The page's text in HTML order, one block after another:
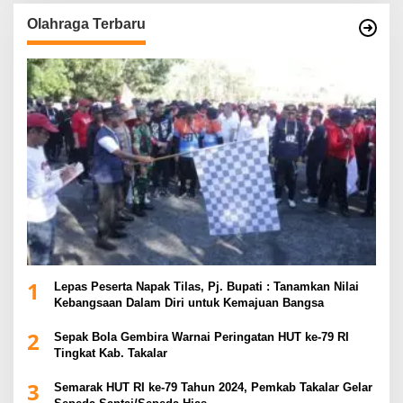
Olahraga Terbaru
1
Lepas Peserta Napak Tilas, Pj. Bupati : Tanamkan Nilai
Kebangsaan Dalam Diri untuk Kemajuan Bangsa
2
Sepak Bola Gembira Warnai Peringatan HUT ke-79 RI
Tingkat Kab. Takalar
3
Semarak HUT RI ke-79 Tahun 2024, Pemkab Takalar Gelar